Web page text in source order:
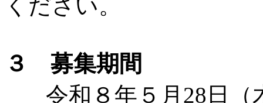
ください。
３ 募集期間
令和８年５月28日